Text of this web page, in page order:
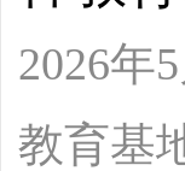
2026年
教育基